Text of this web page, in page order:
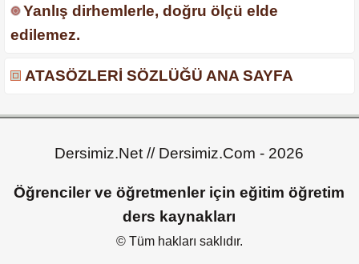
Yanlış dirhemlerle, doğru ölçü elde
edilemez.
ATASÖZLERİ SÖZLÜĞÜ ANA SAYFA
Dersimiz.Net // Dersimiz.Com - 2026
Öğrenciler ve öğretmenler için eğitim öğretim
ders kaynakları
© Tüm hakları saklıdır.